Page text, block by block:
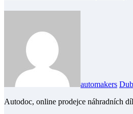
automakers
Autodoc, online prodejce náhradních